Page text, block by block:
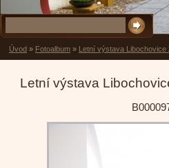
Úvod » Fotoalbum » Letní výstava Libochovice
Letní výstava